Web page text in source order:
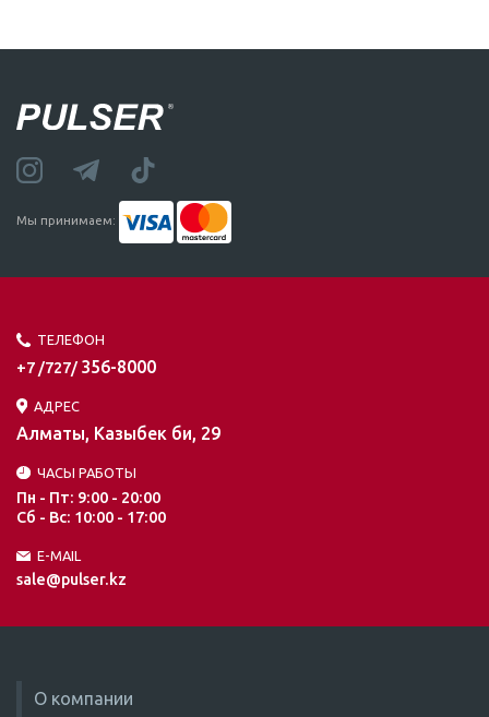
Мы принимаем:
ТЕЛЕФОН
+7 /727/ 356-8000
АДРЕС
Алматы, Казыбек би, 29
ЧАСЫ РАБОТЫ
Пн - Пт: 9:00 - 20:00
Сб - Вс: 10:00 - 17:00
E-MAIL
sale@pulser.kz
О компании